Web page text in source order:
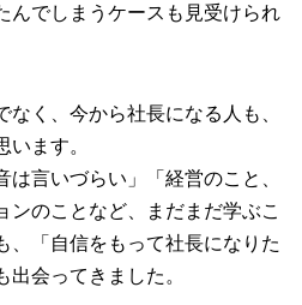
んでしまうケースも見受けられ
なく、今から社長になる人も、
ます。
は言いづらい」「経営のこと、
ンのことなど、まだまだ学ぶこ
、「自信をもって社長になりた
会ってきました。